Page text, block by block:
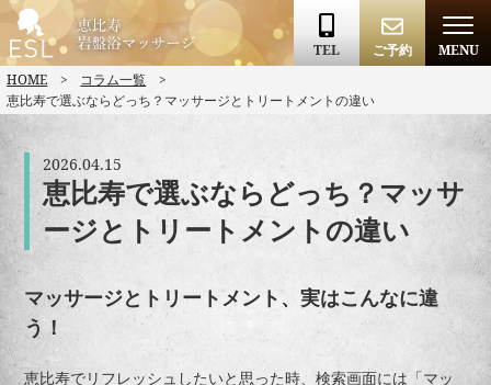
MENU
ご予約
TEL
HOME
コラム一覧
恵比寿で選ぶならどっち？マッサージとトリートメントの違い
2026.04.15
恵比寿で選ぶならどっち？マッサ
ージとトリートメントの違い
マッサージとトリートメント、実はこんなに違
う！
恵比寿でリフレッシュしたいと思った時、検索画面には「マッ